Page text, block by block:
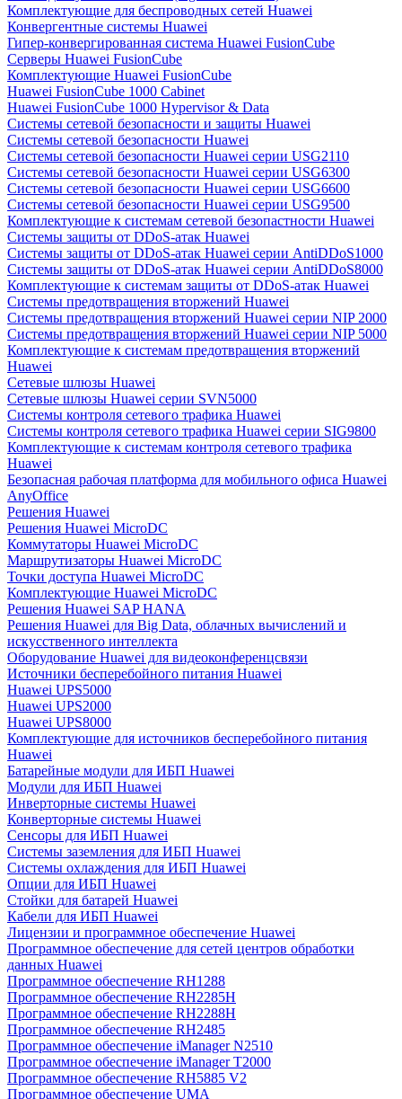
Комплектующие для беспроводных сетей Huawei
Конвергентные системы Huawei
Гипер-конвергированная система Huawei FusionCube
Серверы Huawei FusionCube
Комплектующие Huawei FusionCube
Huawei FusionCube 1000 Cabinet
Huawei FusionCube 1000 Hypervisor & Data
Системы сетевой безопасности и защиты Huawei
Системы сетевой безопасности Huawei
Системы сетевой безопасности Huawei серии USG2110
Системы сетевой безопасности Huawei серии USG6300
Системы сетевой безопасности Huawei серии USG6600
Системы сетевой безопасности Huawei серии USG9500
Комплектующие к системам сетевой безопастности Huawei
Системы защиты от DDoS-атак Huawei
Системы защиты от DDoS-атак Huawei серии AntiDDoS1000
Системы защиты от DDoS-атак Huawei серии AntiDDoS8000
Комплектующие к системам защиты от DDoS-атак Huawei
Системы предотвращения вторжений Huawei
Системы предотвращения вторжений Huawei серии NIP 2000
Системы предотвращения вторжений Huawei серии NIP 5000
Комплектующие к системам предотвращения вторжений
Huawei
Сетевые шлюзы Huawei
Сетевые шлюзы Huawei серии SVN5000
Системы контроля сетевого трафика Huawei
Системы контроля сетевого трафика Huawei серии SIG9800
Комплектующие к системам контроля сетевого трафика
Huawei
Безопасная рабочая платформа для мобильного офиса Huawei
AnyOffice
Решения Huawei
Решения Huawei MicroDC
Коммутаторы Huawei MicroDC
Маршрутизаторы Huawei MicroDC
Точки доступа Huawei MicroDC
Комплектующие Huawei MicroDC
Решения Huawei SAP HANA
Решения Huawei для Big Data, облачных вычислений и
искусственного интеллекта
Оборудование Huawei для видеоконференцсвязи
Источники бесперебойного питания Huawei
Huawei UPS5000
Huawei UPS2000
Huawei UPS8000
Комплектующие для источников бесперебойного питания
Huawei
Батарейные модули для ИБП Huawei
Модули для ИБП Huawei
Инверторные системы Huawei
Конверторные системы Huawei
Сенсоры для ИБП Huawei
Системы заземления для ИБП Huawei
Системы охлаждения для ИБП Huawei
Опции для ИБП Huawei
Стойки для батарей Huawei
Кабели для ИБП Huawei
Лицензии и программное обеспечение Huawei
Программное обеспечение для сетей центров обработки
данных Huawei
Программное обеспечение RH1288
Программное обеспечение RH2285H
Программное обеспечение RH2288H
Программное обеспечение RH2485
Программное обеспечение iManager N2510
Программное обеспечение iManager T2000
Программное обеспечение RH5885 V2
Программное обеспечение UMA